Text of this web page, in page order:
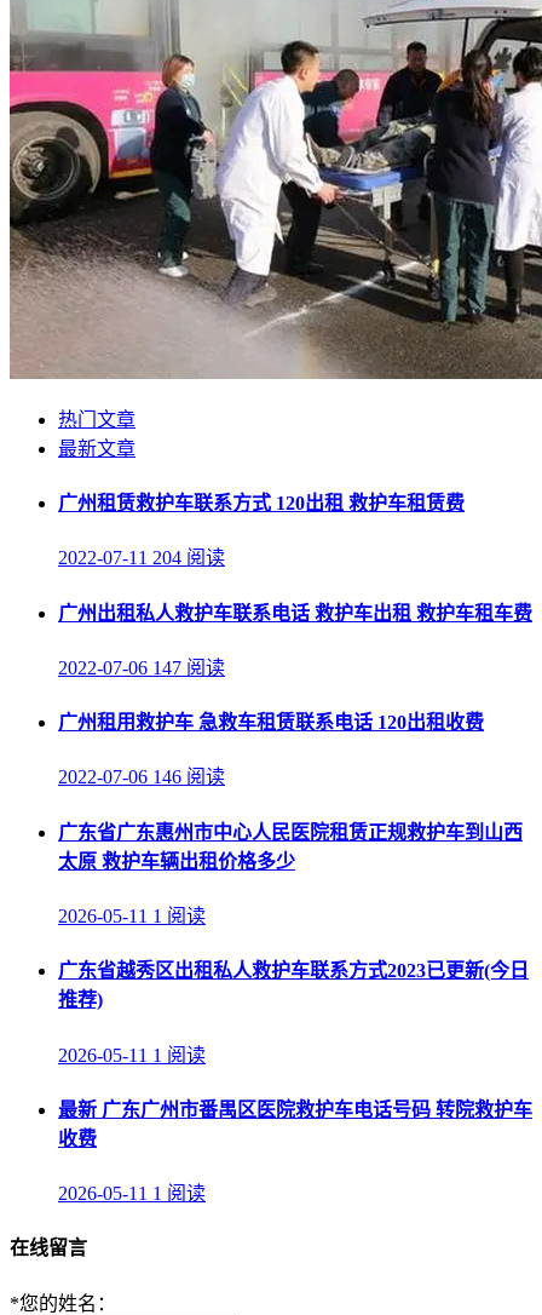
热门文章
最新文章
广州租赁救护车联系方式 120出租 救护车租赁费
2022-07-11 204 阅读
广州出租私人救护车联系电话 救护车出租 救护车租车费
2022-07-06 147 阅读
广州租用救护车 急救车租赁联系电话 120出租收费
2022-07-06 146 阅读
广东省广东惠州市中心人民医院租赁正规救护车到山西
太原 救护车辆出租价格多少
2026-05-11 1 阅读
广东省越秀区出租私人救护车联系方式2023已更新(今日
推荐)
2026-05-11 1 阅读
最新 广东广州市番禺区医院救护车电话号码 转院救护车
收费
2026-05-11 1 阅读
在线留言
*您的姓名：